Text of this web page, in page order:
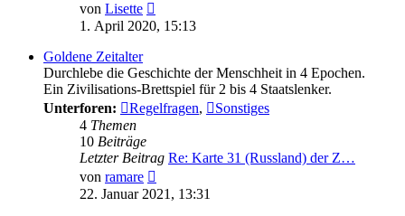
von Lisette
Beitrag
1. April 2020, 15:13
Goldene Zeitalter
Durchlebe die Geschichte der Menschheit in 4 Epochen.
Ein Zivilisations-Brettspiel für 2 bis 4 Staatslenker.
Unterforen:
Regelfragen,
Sonstiges
4 Themen
10 Beiträge
Letzter Beitrag Re: Karte 31 (Russland) der Z…
von ramare
Beitrag
22. Januar 2021, 13:31